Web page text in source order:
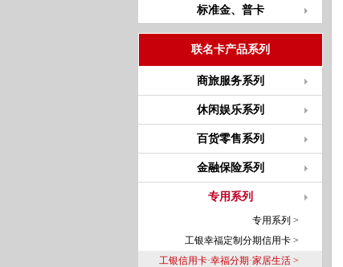
标准金、普卡
联名卡产品系列
商旅服务系列
休闲娱乐系列
百货零售系列
金融保险系列
专用系列
专用系列 >
工银幸福定制分期信用卡 >
工银信用卡·幸福分期·家居生活 >